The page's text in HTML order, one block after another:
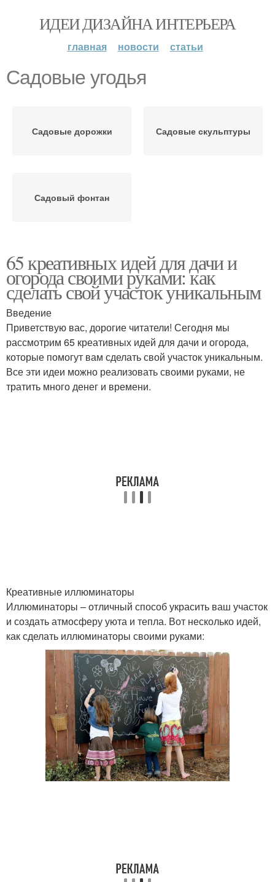
ИДЕИ ДИЗАЙНА ИНТЕРЬЕРА
главная новости статьи
Садовые угодья
Садовые дорожки Садовые скульптуры
Садовый фонтан
65 креативных идей для дачи и
огорода своими руками: как
сделать свой участок уникальным
Введение
Приветствую вас, дорогие читатели! Сегодня мы
рассмотрим 65 креативных идей для дачи и огорода,
которые помогут вам сделать свой участок уникальным.
Все эти идеи можно реализовать своими руками, не
тратить много денег и времени.
Креативные иллюминаторы
Иллюминаторы – отличный способ украсить ваш участок
и создать атмосферу уюта и тепла. Вот несколько идей,
как сделать иллюминаторы своими руками: